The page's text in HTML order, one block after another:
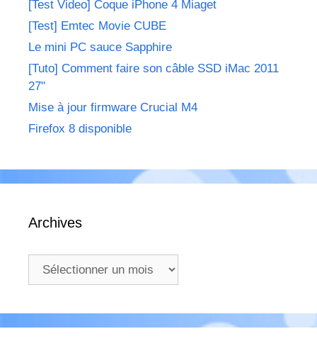
[Test Video] Coque iPhone 4 Miaget
[Test] Emtec Movie CUBE
Le mini PC sauce Sapphire
[Tuto] Comment faire son câble SSD iMac 2011
27"
Mise à jour firmware Crucial M4
Firefox 8 disponible
Archives
Archives